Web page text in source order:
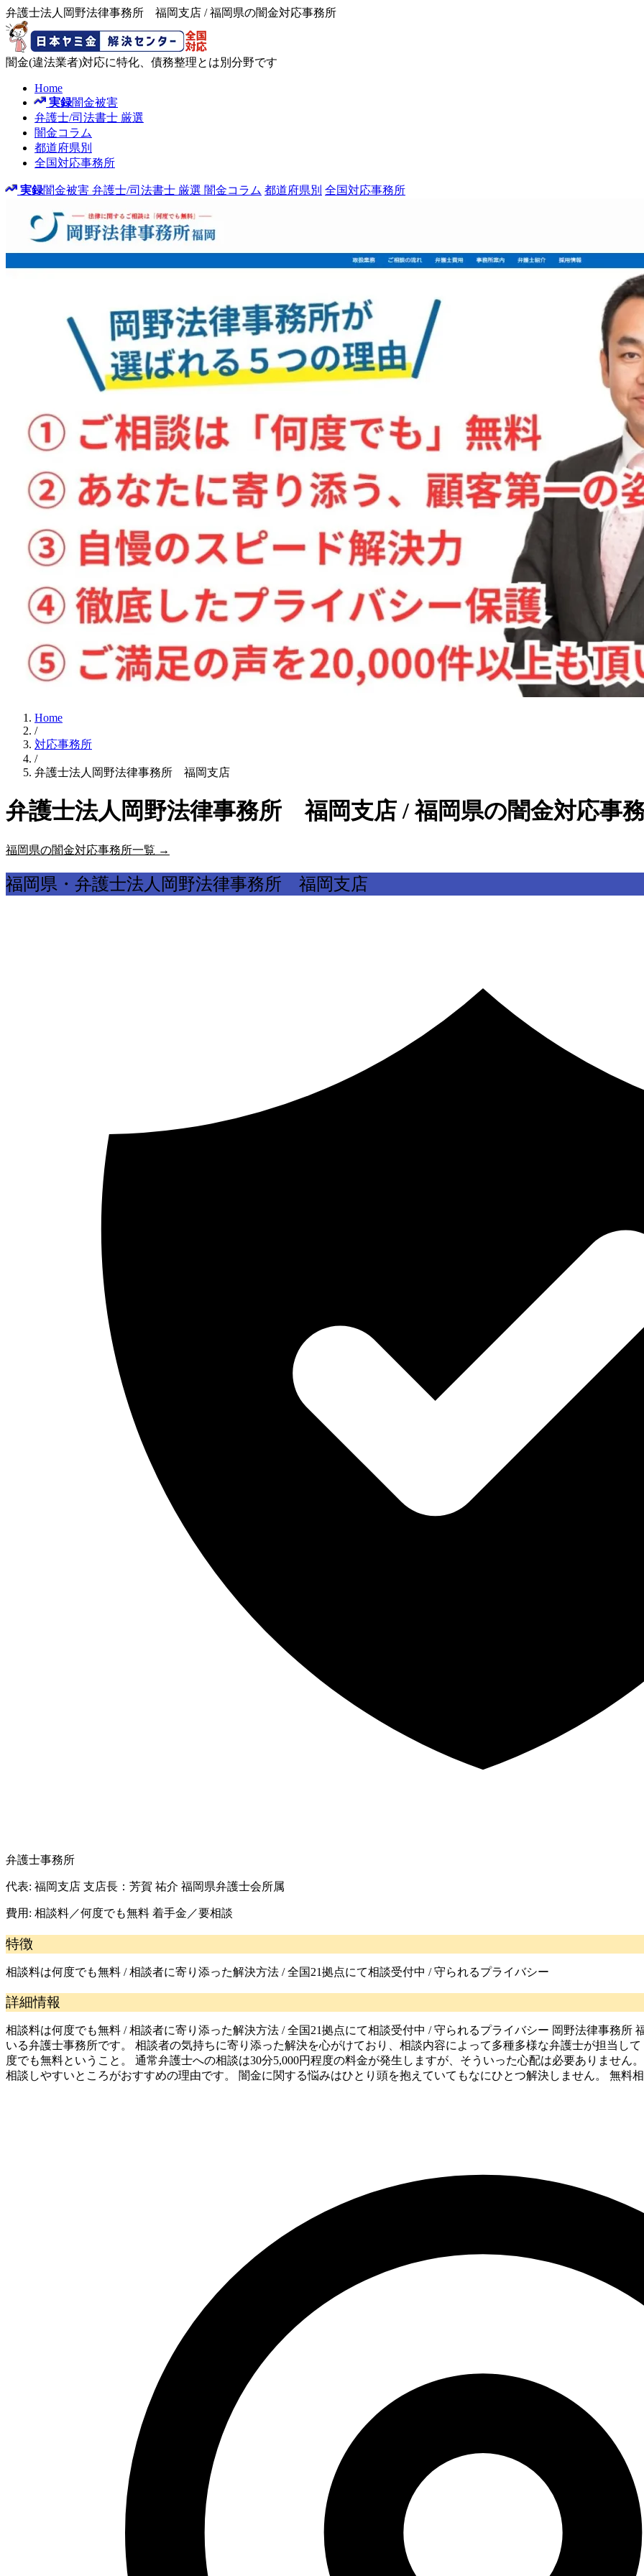
弁護士法人岡野法律事務所 福岡支店 / 福岡県の闇金対応事務所
闇金(違法業者)対応に特化、債務整理とは別分野です
Home
実録闇金被害
弁護士/司法書士 厳選
闇金コラム
都道府県別
全国対応事務所
実録闇金被害 弁護士/司法書士 厳選 闇金コラム 都道府県別 全国対応事務所
Home
/
対応事務所
/
弁護士法人岡野法律事務所 福岡支店
弁護士法人岡野法律事務所 福岡支店 / 福岡県の闇金対応事
福岡県の闇金対応事務所一覧 →
福岡県・弁護士法人岡野法律事務所 福岡支店
弁護士事務所
代表: 福岡支店 支店長：芳賀 祐介 福岡県弁護士会所属
費用: 相談料／何度でも無料 着手金／要相談
特徴
相談料は何度でも無料 / 相談者に寄り添った解決方法 / 全国21拠点にて相談受付中 / 守られるプライバシー
詳細情報
相談料は何度でも無料 / 相談者に寄り添った解決方法 / 全国21拠点にて相談受付中 / 守られるプライバシー 岡野法律事務所
いる弁護士事務所です。 相談者の気持ちに寄り添った解決を心がけており、相談内容によって多種多様な弁護士が担当し
度でも無料ということ。 通常弁護士への相談は30分5,000円程度の料金が発生しますが、そういった心配は必要ありませ
相談しやすいところがおすすめの理由です。 闇金に関する悩みはひとり頭を抱えていてもなにひとつ解決しません。 無料